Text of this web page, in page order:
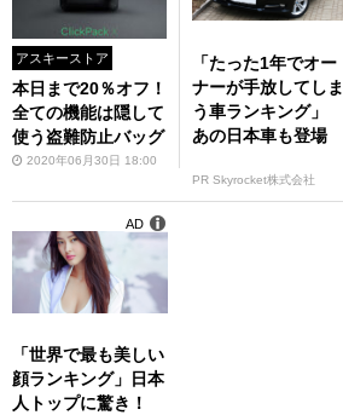
アスキーストア
本日まで20％オフ！
全ての機能は隠して
使う盗難防止バッグ
2020年06月30日 18:00
「たった1年でオー
ナーが手放してしま
う車ランキング」
あの日本車も登場
PR Skyrocket株式会社
「世界で最も美しい
顔ランキング」日本
人トップに驚き！
AD